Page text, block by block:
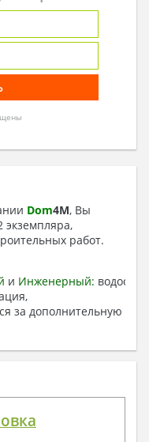
Dom4M, Вы
экземпляра,
работ.
и Инженерный:
за дополнительную
планы с